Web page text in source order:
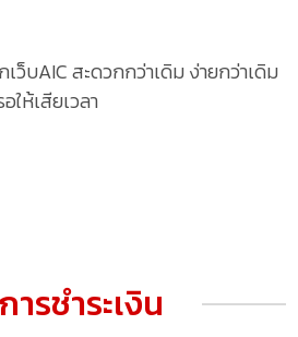
เว็บAIC สะดวกกว่าเดิม ง่ายกว่าเดิม
ให้เสียเวลา
รชำระเงิน